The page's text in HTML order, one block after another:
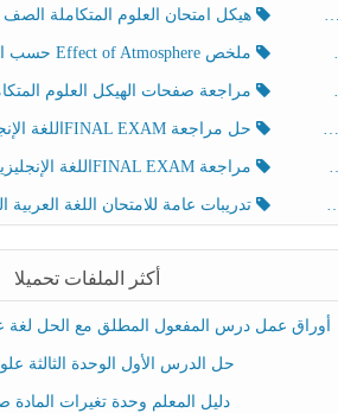
هيكل امتحان العلوم المتكاملة الصف الخامس عام الفصل
ملخص Effect of Atmosphere حسب الهيكل الوزاري العلوم المتكاملة الصف الخامس انسبير الفصل الثالث
مراجعة صفحات الهيكل العلوم المتكاملة الصف الخامس
حل مراجعة FINAL EXAMاللغة الإنجليزية الصف الخامس الفصل الثالث
مراجعة FINAL EXAMاللغة الإنجليزية الصف الخامس الفصل الثالث
تدريبات عامة للامتحان اللغة العربية الصف
أكثر الملفات تحميلا
أوراق عمل درس المفعول المطلق مع الحل
حل الدرس الأول الوحدة الثالثة
دليل المعلم وحدة تغيرات